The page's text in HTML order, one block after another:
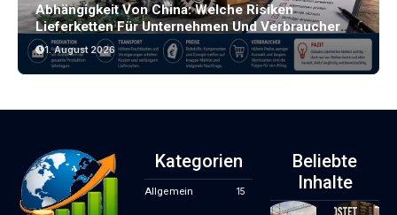
Abhängigkeit Von China: Welche Risiken
Lieferketten Für Unternehmen Und Verbraucher
Bergen
1. August 2026
Kategorien
Allgemein 15
Beliebte
Inhalte